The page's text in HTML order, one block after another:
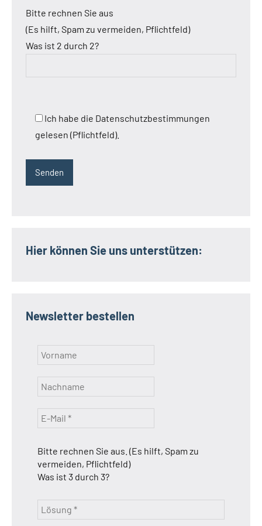
Bitte rechnen Sie aus
(Es hilft, Spam zu vermeiden, Pflichtfeld)
Was ist 2 durch 2?
Ich habe die Datenschutzbestimmungen
gelesen (Pflichtfeld).
Hier können Sie uns unterstützen:
Newsletter bestellen
Bitte rechnen Sie aus. (Es hilft, Spam zu
vermeiden, Pflichtfeld)
Was ist 3 durch 3?